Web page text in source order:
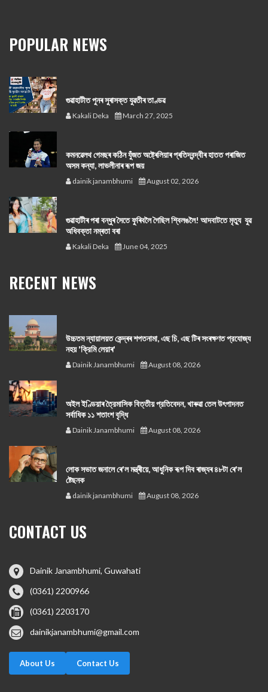
POPULAR NEWS
গুৱাহাটীত পুনৰ সুৰাসক্ত যুৱতীৰ তাণ্ডৱ
Kakali Deka March 27, 2025
কমনৱেলথ গেমছৰ কঠিন যুঁজত অষ্ট্ৰেলিয়াৰ প্ৰতিদ্বন্দ্বীৰ হাতত পৰাজিত
অসম কন্যা, লাভলীনাৰ ৰূপ জয়
dainik janambhumi August 02, 2026
গুৱাহাটীৰ পৰা বন্ধুৰ সৈতে ফুৰিবলৈ গৈছিল শ্বিলঙলৈ! আদবাটতে মৃত্যু যুৱ
অধিবক্তা নম্ৰতা বৰা
Kakali Deka June 04, 2025
RECENT NEWS
উচ্চতম ন্যায়ালয়ত কেন্দ্ৰৰ শপতনামা, এছ চি, এছ টিৰ সংৰক্ষণত প্রযোজ্য
নহয় 'ক্রিমি লেয়াৰ'
Dainik Janambhumi August 08, 2026
অইল ইণ্ডিয়াৰ ত্রৈমাসিক বিত্তীয় প্রতিবেদন, খাৰুৱা তেল উৎপাদনত
সর্বাধিক ১১ শতাংশ বৃদ্ধি
Dainik Janambhumi August 08, 2026
লোক সভাত জনালে ৰে'ল মন্ত্ৰীয়ে, আধুনিক ৰূপ দিব ৰাজ্যৰ ৪৮টা ৰে'ল
ষ্টেছনক
dainik janambhumi August 08, 2026
CONTACT US
Dainik Janambhumi, Guwahati
(0361) 2200966
(0361) 2203170
dainikjanambhumi@gmail.com
About Us Contact Us